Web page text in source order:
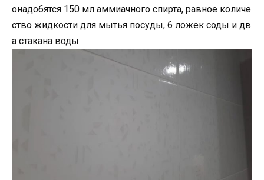
онадобятся 150 мл аммиачного спирта, равное количе
ство жидкости для мытья посуды, 6 ложек соды и дв
а стакана воды.